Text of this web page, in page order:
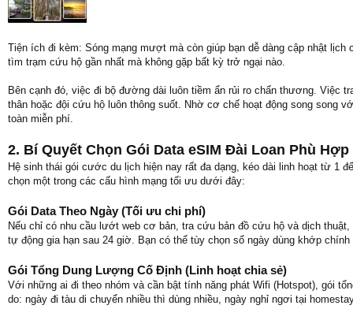
Tiện ích đi kèm: Sóng mạng mượt mà còn giúp bạn dễ dàng cập nhật
tìm trạm cứu hộ gần nhất mà không gặp bất kỳ trở ngại nào.
Bên cạnh đó, việc đi bộ đường dài luôn tiềm ẩn rủi ro chấn thương. Việc
thân hoặc đội cứu hộ luôn thông suốt. Nhờ cơ chế hoạt động song song
toàn miễn phí.
2. Bí Quyết Chọn Gói Data eSIM Đài Loan Phù
Hệ sinh thái gói cước du lịch hiện nay rất đa dạng, kéo dài linh hoạt từ 1
chọn một trong các cấu hình mạng tối ưu dưới đây:
Gói Data Theo Ngày (Tối ưu chi phí)
Nếu chỉ có nhu cầu lướt web cơ bản, tra cứu bản đồ cứu hộ và dịch
tự động gia hạn sau 24 giờ. Bạn có thể tùy chọn số ngày dùng khớp
Gói Tổng Dung Lượng Cố Định (Linh hoạt chia sẻ)
Với những ai đi theo nhóm và cần bật tính năng phát Wifi (Hotspot), gói
do: ngày đi tàu di chuyển nhiều thì dùng nhiều, ngày nghỉ ngơi tại